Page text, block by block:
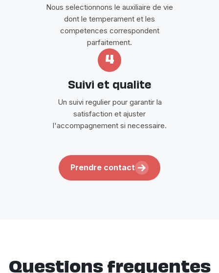
Nous selectionnons le auxiliaire de vie
dont le temperament et les
competences correspondent
parfaitement.
4
Suivi et qualite
Un suivi regulier pour garantir la
satisfaction et ajuster
l'accompagnement si necessaire.
Prendre contact
Questions frequentes